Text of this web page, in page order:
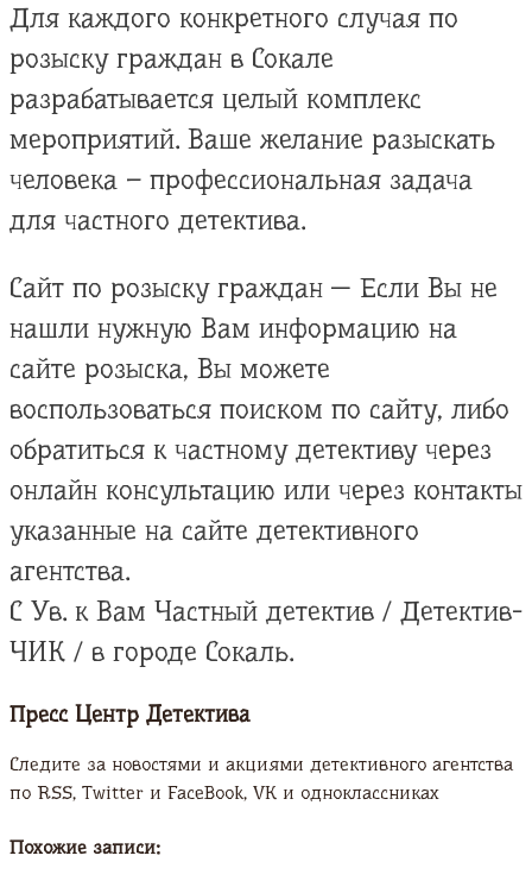
Для каждого конкретного случая по
розыску граждан в Сокале
разрабатывается целый комплекс
мероприятий. Ваше желание разыскать
человека – профессиональная задача
для частного детектива.
Сайт по розыску граждан — Если Вы не
нашли нужную Вам информацию на
сайте розыска, Вы можете
воспользоваться поиском по сайту, либо
обратиться к частному детективу через
онлайн консультацию или через контакты
указанные на сайте детективного
агентства.
С Ув. к Вам Частный детектив / Детектив-
ЧИК / в городе Сокаль.
Пресс Центр Детектива
Следите за новостями и акциями детективного агентства
по RSS, Twitter и FaсeBook, VK и одноклассниках
Похожие записи: